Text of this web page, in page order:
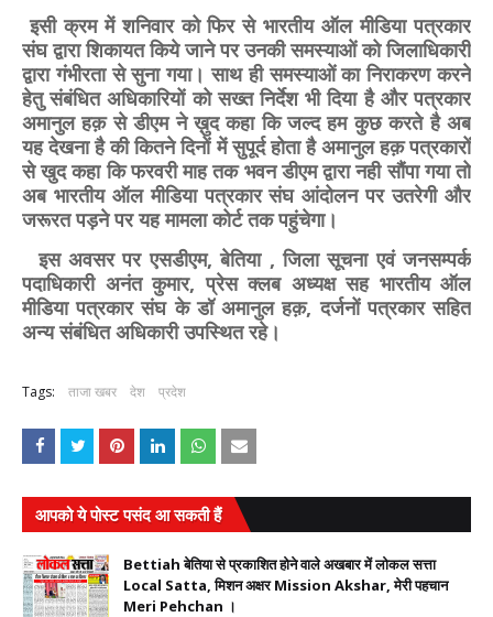
इसी क्रम में शनिवार को फिर से भारतीय ऑल मीडिया पत्रकार
संघ द्वारा शिकायत किये जाने पर उनकी समस्याओं को जिलाधिकारी
द्वारा गंभीरता से सुना गया। साथ ही समस्याओं का निराकरण करने
हेतु संबंधित अधिकारियों को सख्त निर्देश भी दिया है और पत्रकार
अमानुल हक़ से डीएम ने ख़ुद कहा कि जल्द हम कुछ करते है अब
यह देखना है की कितने दिनों में सुपूर्द होता है अमानुल हक़ पत्रकारों
से खुद कहा कि फरवरी माह तक भवन डीएम द्वारा नही सौंपा गया तो
अब भारतीय ऑल मीडिया पत्रकार संघ आंदोलन पर उतरेगी और
जरूरत पड़ने पर यह मामला कोर्ट तक पहुंचेगा।
इस अवसर पर एसडीएम, बेतिया , जिला सूचना एवं जनसम्पर्क
पदाधिकारी अनंत कुमार, प्रेस क्लब अध्यक्ष सह भारतीय ऑल
मीडिया पत्रकार संघ के डॉ अमानुल हक़, दर्जनों पत्रकार सहित
अन्य संबंधित अधिकारी उपस्थित रहे।
Tags: ताजा खबर देश प्रदेश
आपको ये पोस्ट पसंद आ सकती हैं
Bettiah बेतिया से प्रकाशित होने वाले अखबार में लोकल सत्ता
Local Satta, मिशन अक्षर Mission Akshar, मेरी पहचान
Meri Pehchan ।